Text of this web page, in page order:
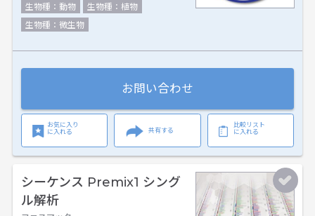
生物種：動物
生物種：植物
生物種：微生物
お問い合わせ
お気に入り
に入れる
共有する
比較リスト
に入れる
シーケンス Premix1 シング
ル解析